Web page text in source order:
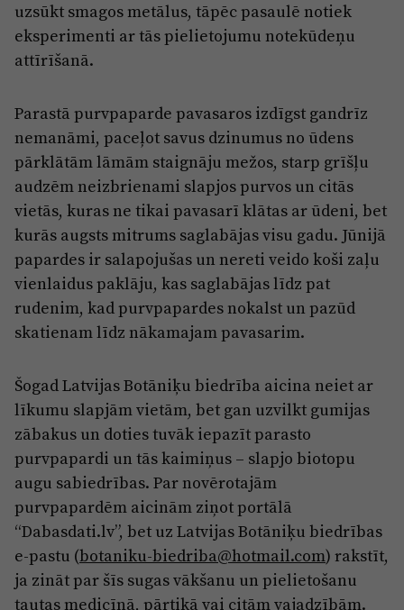
uzsūkt smagos metālus, tāpēc pasaulē notiek
eksperimenti ar tās pielietojumu notekūdeņu
attīrīšanā.
Parastā purvpaparde pavasaros izdīgst gandrīz
nemanāmi, paceļot savus dzinumus no ūdens
pārklātām lāmām staignāju mežos, starp grīšļu
audzēm neizbrienami slapjos purvos un citās
vietās, kuras ne tikai pavasarī klātas ar ūdeni, bet
kurās augsts mitrums saglabājas visu gadu. Jūnijā
papardes ir salapojušas un nereti veido koši zaļu
vienlaidus paklāju, kas saglabājas līdz pat
rudenim, kad purvpapardes nokalst un pazūd
skatienam līdz nākamajam pavasarim.
Šogad Latvijas Botāniķu biedrība aicina neiet ar
līkumu slapjām vietām, bet gan uzvilkt gumijas
zābakus un doties tuvāk iepazīt parasto
purvpapardi un tās kaimiņus – slapjo biotopu
augu sabiedrības. Par novērotajām
purvpapardēm aicinām ziņot portālā
“Dabasdati.lv”, bet uz Latvijas Botāniķu biedrības
e-pastu (botaniku-biedriba@hotmail.com) rakstīt,
ja zināt par šīs sugas vākšanu un pielietošanu
tautas medicīnā, pārtikā vai citām vajadzībām.